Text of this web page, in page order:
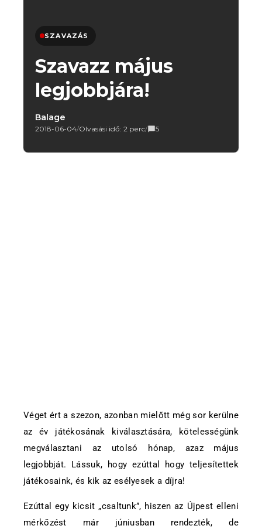
SZAVAZÁS
Szavazz május
legjobbjára!
Balage
2018-06-04/Olvasási idő: 2 perc/ 5
Véget ért a szezon, azonban mielőtt még sor kerülne
az év játékosának kiválasztására, kötelességünk
megválasztani az utolsó hónap, azaz május
legjobbját. Lássuk, hogy ezúttal hogy teljesítettek
játékosaink, és kik az esélyesek a díjra!
Ezúttal egy kicsit „csaltunk”, hiszen az Újpest elleni
mérkőzést már júniusban rendezték, de